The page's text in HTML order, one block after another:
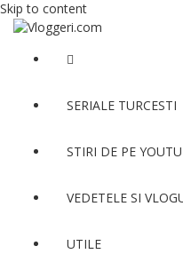
Skip to content
SERIALE TURCESTI
STIRI DE PE
VEDETELE SI
UTILE